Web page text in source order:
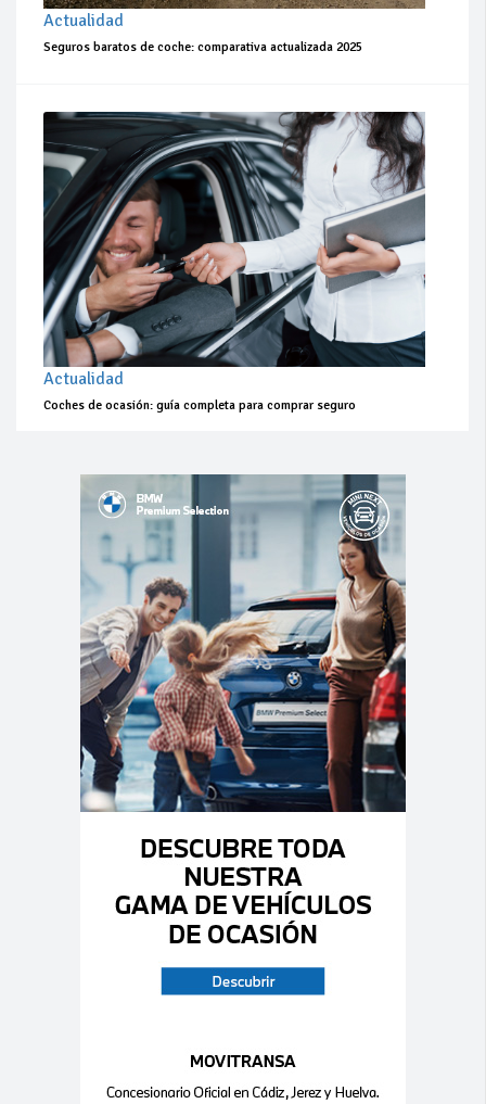
Actualidad
Seguros baratos de coche: comparativa actualizada 2025
Actualidad
Coches de ocasión: guía completa para comprar seguro